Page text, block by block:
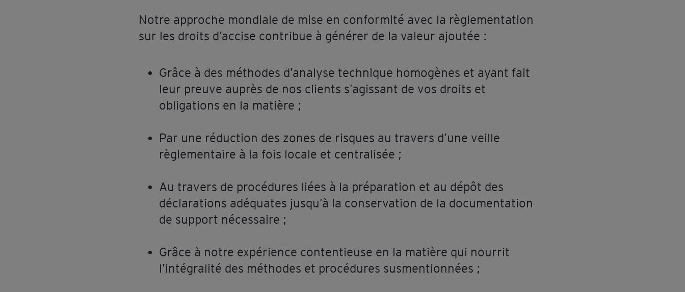
Notre approche mondiale de mise en conformité avec la règlementation
sur les droits d’accise contribue à générer de la valeur ajoutée :
Grâce à des méthodes d’analyse technique homogènes et ayant fait
leur preuve auprès de nos clients s’agissant de vos droits et
obligations en la matière ;
Par une réduction des zones de risques au travers d’une veille
règlementaire à la fois locale et centralisée ;
Au travers de procédures liées à la préparation et au dépôt des
déclarations adéquates jusqu’à la conservation de la documentation
de support nécessaire ;
Grâce à notre expérience contentieuse en la matière qui nourrit
l’intégralité des méthodes et procédures susmentionnées ;